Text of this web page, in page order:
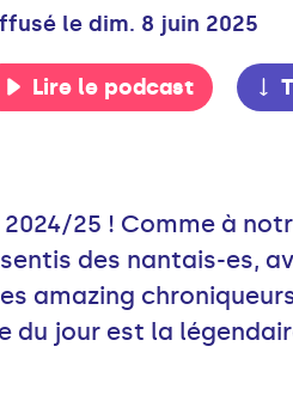
le dim. 8 juin 2025
Lire le podcast
25 ! Comme à
des nantais-es,
amazing
du jour est la